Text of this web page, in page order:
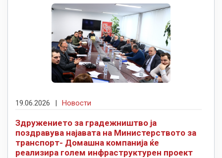
19.06.2026 | Новости
Здружението за градежништво ја
поздравува најавата на Министерството за
транспорт- Домашна компанија ќе
реализира голем инфраструктурен проект